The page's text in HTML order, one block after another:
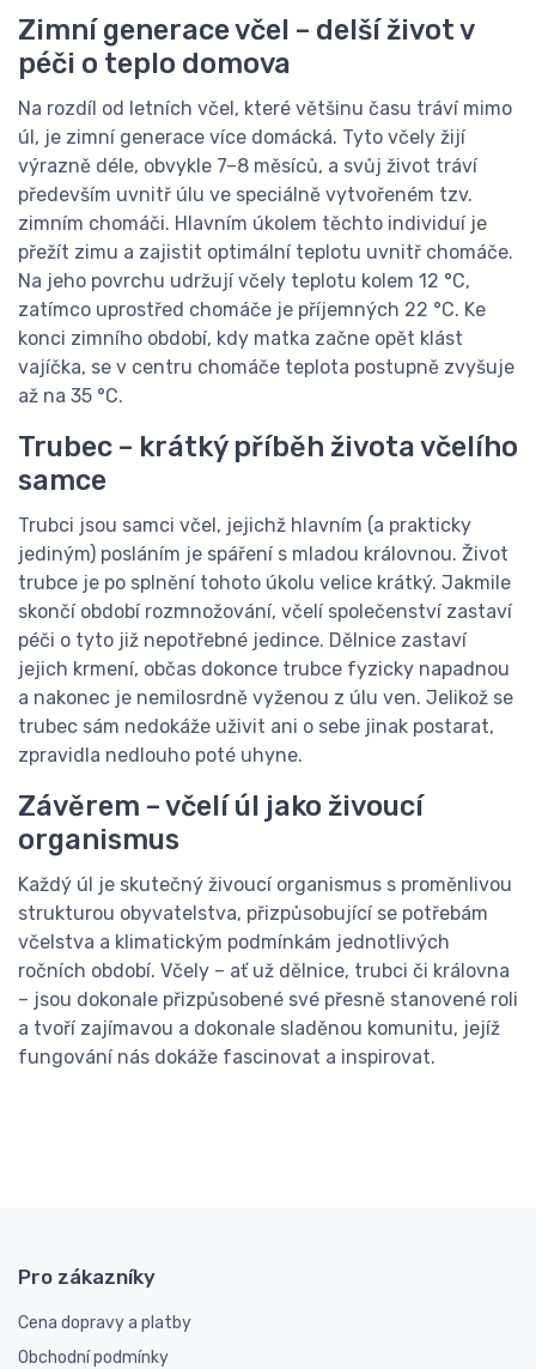
Zimní generace včel – delší život v
péči o teplo domova
Na rozdíl od letních včel, které většinu času tráví mimo
úl, je zimní generace více domácká. Tyto včely žijí
výrazně déle, obvykle 7–8 měsíců, a svůj život tráví
především uvnitř úlu ve speciálně vytvořeném tzv.
zimním chomáči. Hlavním úkolem těchto individuí je
přežít zimu a zajistit optimální teplotu uvnitř chomáče.
Na jeho povrchu udržují včely teplotu kolem 12 °C,
zatímco uprostřed chomáče je příjemných 22 °C. Ke
konci zimního období, kdy matka začne opět klást
vajíčka, se v centru chomáče teplota postupně zvyšuje
až na 35 °C.
Trubec – krátký příběh života včelího
samce
Trubci jsou samci včel, jejichž hlavním (a prakticky
jediným) posláním je spáření s mladou královnou. Život
trubce je po splnění tohoto úkolu velice krátký. Jakmile
skončí období rozmnožování, včelí společenství zastaví
péči o tyto již nepotřebné jedince. Dělnice zastaví
jejich krmení, občas dokonce trubce fyzicky napadnou
a nakonec je nemilosrdně vyženou z úlu ven. Jelikož se
trubec sám nedokáže uživit ani o sebe jinak postarat,
zpravidla nedlouho poté uhyne.
Závěrem – včelí úl jako živoucí
organismus
Každý úl je skutečný živoucí organismus s proměnlivou
strukturou obyvatelstva, přizpůsobující se potřebám
včelstva a klimatickým podmínkám jednotlivých
ročních období. Včely – ať už dělnice, trubci či královna
– jsou dokonale přizpůsobené své přesně stanovené roli
a tvoří zajímavou a dokonale sladěnou komunitu, jejíž
fungování nás dokáže fascinovat a inspirovat.
Pro zákazníky
Cena dopravy a platby
Obchodní podmínky